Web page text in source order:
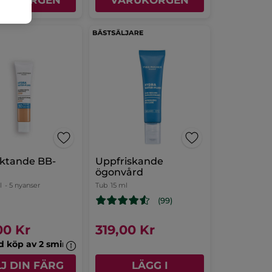
BB-
- 5 nyanser
Kr
köp av 2 sminkprodukter
DIN FÄRG
Uppfriskande
ögonvård
Tub 15 ml
(99)
319,00 Kr
LÄGG I